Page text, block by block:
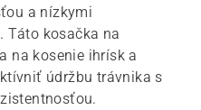
a nízkymi
Táto kosačka na
na kosenie ihrísk a
údržbu trávnika s